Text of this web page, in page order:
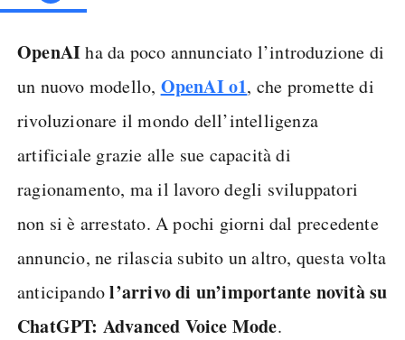
OpenAIha da poco annunciato l’introduzione di
un nuovo modello, OpenAI o1, che promette di
rivoluzionare il mondo dell’intelligenza
artificiale grazie alle sue capacità di
ragionamento, ma il lavoro degli sviluppatori
non si è arrestato. A pochi giorni dal precedente
annuncio, ne rilascia subito un altro, questa volta
anticipandol’arrivo di un’importante novità su
ChatGPT: Advanced Voice Mode.